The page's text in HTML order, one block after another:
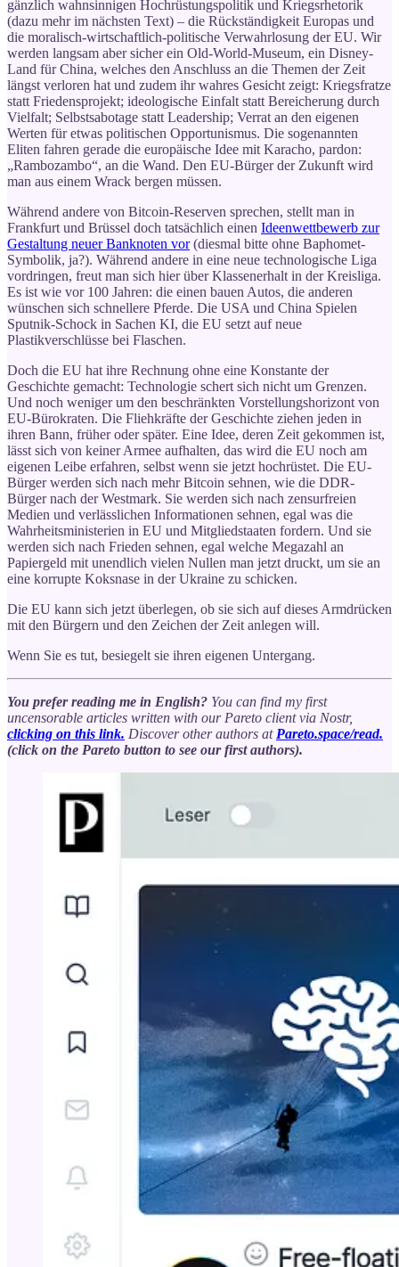
gänzlich wahnsinnigen Hochrüstungspolitik und Kriegsrhetorik
(dazu mehr im nächsten Text) – die Rückständigkeit Europas und
die moralisch-wirtschaftlich-politische Verwahrlosung der EU. Wir
werden langsam aber sicher ein Old-World-Museum, ein Disney-
Land für China, welches den Anschluss an die Themen der Zeit
längst verloren hat und zudem ihr wahres Gesicht zeigt: Kriegsfratze
statt Friedensprojekt; ideologische Einfalt statt Bereicherung durch
Vielfalt; Selbstsabotage statt Leadership; Verrat an den eigenen
Werten für etwas politischen Opportunismus. Die sogenannten
Eliten fahren gerade die europäische Idee mit Karacho, pardon:
„Rambozambo“, an die Wand. Den EU-Bürger der Zukunft wird
man aus einem Wrack bergen müssen.
Während andere von Bitcoin-Reserven sprechen, stellt man in
Frankfurt und Brüssel doch tatsächlich einen Ideenwettbewerb zur
Gestaltung neuer Banknoten vor(diesmal bitte ohne Baphomet-
Symbolik, ja?). Während andere in eine neue technologische Liga
vordringen, freut man sich hier über Klassenerhalt in der Kreisliga.
Es ist wie vor 100 Jahren: die einen bauen Autos, die anderen
wünschen sich schnellere Pferde. Die USA und China Spielen
Sputnik-Schock in Sachen KI, die EU setzt auf neue
Plastikverschlüsse bei Flaschen.
Doch die EU hat ihre Rechnung ohne eine Konstante der
Geschichte gemacht: Technologie schert sich nicht um Grenzen.
Und noch weniger um den beschränkten Vorstellungshorizont von
EU-Bürokraten. Die Fliehkräfte der Geschichte ziehen jeden in
ihren Bann, früher oder später. Eine Idee, deren Zeit gekommen ist,
lässt sich von keiner Armee aufhalten, das wird die EU noch am
eigenen Leibe erfahren, selbst wenn sie jetzt hochrüstet. Die EU-
Bürger werden sich nach mehr Bitcoin sehnen, wie die DDR-
Bürger nach der Westmark. Sie werden sich nach zensurfreien
Medien und verlässlichen Informationen sehnen, egal was die
Wahrheitsministerien in EU und Mitgliedstaaten fordern. Und sie
werden sich nach Frieden sehnen, egal welche Megazahl an
Papiergeld mit unendlich vielen Nullen man jetzt druckt, um sie an
eine korrupte Koksnase in der Ukraine zu schicken.
Die EU kann sich jetzt überlegen, ob sie sich auf dieses Armdrücken
mit den Bürgern und den Zeichen der Zeit anlegen will.
Wenn Sie es tut, besiegelt sie ihren eigenen Untergang.
You prefer reading me in English? You can find my first
uncensorable articles written with our Pareto client via Nostr,
clicking on this link. Discover other authors at Pareto.space/read.
(click on the Pareto button to see our first authors).